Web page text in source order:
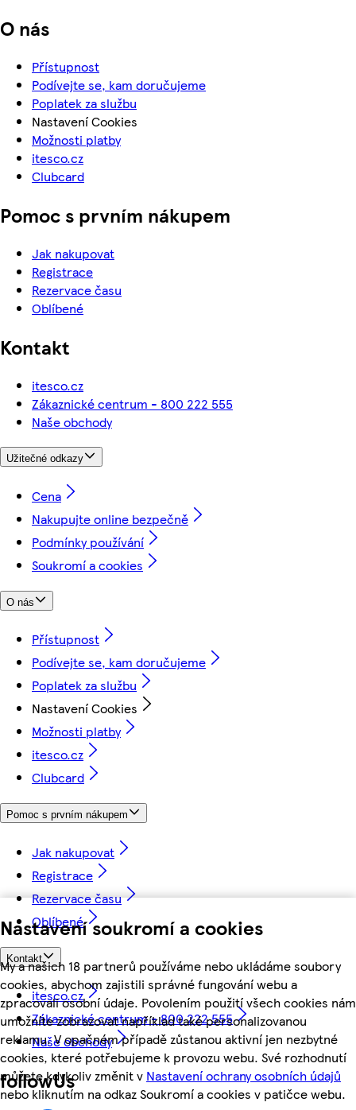
Nastavení soukromí a cookies
My a našich 18 partnerů používáme nebo ukládáme soubory
cookies, abychom zajistili správné fungování webu a
zpracovali osobní údaje. Povolením použití všech cookies nám
umožníte zobrazovat například také personalizovanou
reklamu. V opačném případě zůstanou aktivní jen nezbytné
cookies, které potřebujeme k provozu webu. Své rozhodnutí
můžete kdykoliv změnit v Nastavení ochrany osobních údajů
nebo kliknutím na odkaz Soukromí a cookies v patičce webu.
O nás
Přístupnost
Podívejte se, kam doručujeme
Poplatek za službu
Nastavení Cookies
Možnosti platby
itesco.cz
Clubcard
Pomoc s prvním nákupem
Jak nakupovat
Registrace
Rezervace času
Oblíbené
Kontakt
itesco.cz
Zákaznické centrum - 800 222 555
Naše obchody
Užitečné odkazy
Cena
Nakupujte online bezpečně
Podmínky používání
Soukromí a cookies
O nás
Přístupnost
Podívejte se, kam doručujeme
Poplatek za službu
Nastavení Cookies
Možnosti platby
itesco.cz
Clubcard
Pomoc s prvním nákupem
Jak nakupovat
Registrace
Rezervace času
Oblíbené
Kontakt
itesco.cz
Zákaznické centrum - 800 222 555
Naše obchody
followUs